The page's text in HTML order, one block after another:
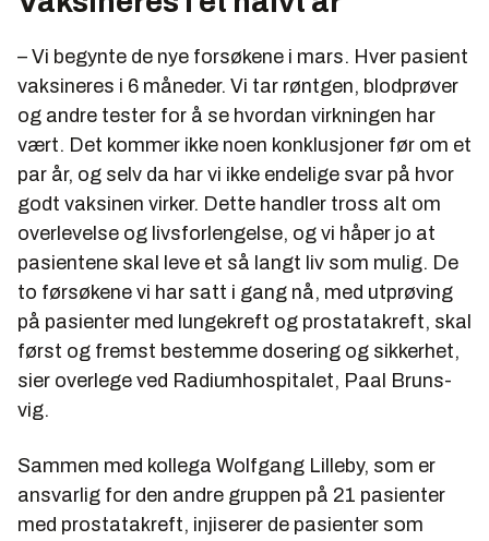
– Vi begynte de nye forsøkene i mars. Hver pasient
vaksineres i 6 måneder. Vi tar røntgen, blodprøver
og andre tester for å se hvordan virkningen har
vært. Det kommer ikke noen konklusjoner før om et
par år, og selv da har vi ikke endelige svar på hvor
godt vaksinen ­virker. Dette handler tross alt om
overlevelse og ­livsforlengelse, og vi håper jo at
pasientene skal leve et så langt liv som mulig. De
to førsøkene vi har satt i gang nå, med utprøving
på pasienter­ med lungekreft og prostatakreft, skal
først og fremst bestemme dosering og sikkerhet,
sier overlege ved Radiumhospitalet, Paal Bruns­
vig.
Sammen med kollega Wolfgang Lilleby, som er
ansvarlig for den andre gruppen på 21 pasienter
med prostatakreft, injiserer de pasienter som